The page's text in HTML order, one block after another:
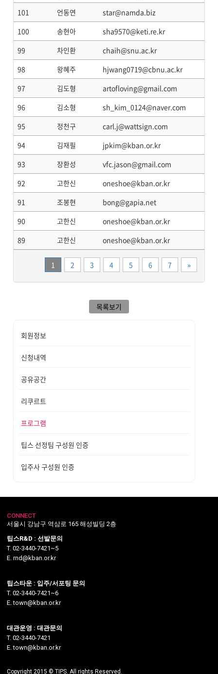
101
언동연 star@namda.biz
100
송현아 sha9570@keti.re.kr
99
차인환 chaih@snu.ac.kr
98
왕혜주 hjwang0719@cbnu.ac.kr
97
김도형 artofloving@gmail.com
96
김소형 sh_kim_0124@naver.com
95
정천구 carl.j@wattsign.com
94
김재필 jpkim@kban.or.kr
93
장환성 vfc.jason@gmail.com
92
고한신 oneshoe@kban.or.kr
91
조봉현 bong@gapia.net
90
고한신 oneshoe@kban.or.kr
89
고한신 oneshoe@kban.or.kr
1 2 3 4 5 6 7 »끝
목록보기
회원정보
신청내역
공유공간
리쿠르트
프로그램
팁스 선정팀 구성원 인증
입주사 구성원 인증
CONNECT
서울시 강남구 역삼로 165 해성빌딩 2층
팁스R&D : 선발문의
T. 02-3440-7421~5
E. rnd@kban.or.kr
팁스타운 : 입주/서포팅 문의
T. 02-3440-7421~6
E. town@kban.or.kr
대관운영 : 대관문의
T. 02-3440-7421
E. town@kban.or.kr
Copyright 2015 © TIPS. All rights Reserved.